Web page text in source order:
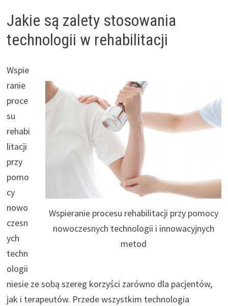
Jakie są zalety stosowania
technologii w rehabilitacji
Wspieranie procesu rehabilitacji przy pomocy
nowoczesnych technologii i innowacyjnych
metod
Wspie
ranie
proce
su
rehabi
litacji
przy
pomo
cy
nowo
czesn
ych
techn
ologii
niesie ze sobą szereg korzyści zarówno dla pacjentów,
jak i terapeutów. Przede wszystkim technologia